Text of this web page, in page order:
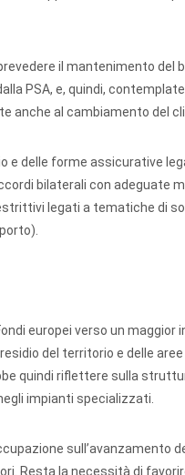
il mantenimento del
PSA, e, quindi,
anche al cambiamento del
e delle forme assicurative
bilaterali con adeguate
legati a tematiche di
europei verso un
del territorio e delle
quindi riflettere sulla
impianti specializzati.
sull’avanzamento
Resta la necessità di